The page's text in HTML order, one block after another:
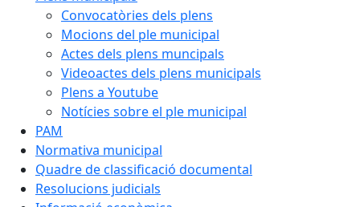
Convocatòries dels plens
Mocions del ple municipal
Actes dels plens muncipals
Videoactes dels plens municipals
Plens a Youtube
Notícies sobre el ple municipal
PAM
Normativa municipal
Quadre de classificació documental
Resolucions judicials